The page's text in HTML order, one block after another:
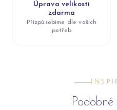
Úprava velikosti
zdarma
Přizpůsobíme dle vašich
potřeb